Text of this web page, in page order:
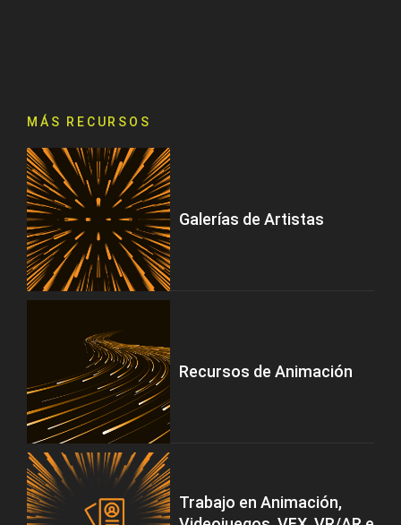
MÁS RECURSOS
Galerías de Artistas
Recursos de Animación
Trabajo en Animación,